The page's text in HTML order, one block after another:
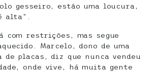
gesseiro, estão uma loucura,
alta”.
com restrições, mas segue
Marcelo, dono de uma
de placas, diz que nunca vendeu
onde vive, há muita gente